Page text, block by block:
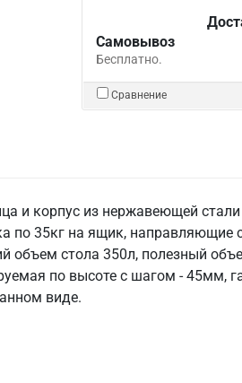
Самовывоз
Бесплатно.
Сравнение
и корпус из нержавеющей
по 35кг на ящик, направляющие
объем стола 350л, полезный
по высоте с шагом - 45мм,
виде.